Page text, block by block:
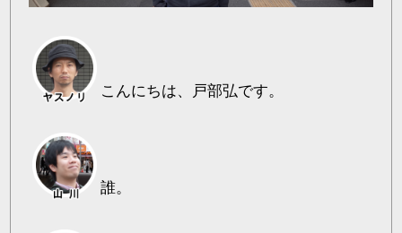
こんにちは、戸部弘です。
誰。